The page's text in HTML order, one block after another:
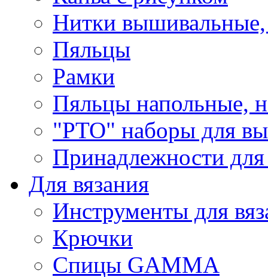
Нитки
Пяльцы
Рамки
Пяльцы напольные,
"РТО" наборы для
Принадлежности
Для вязания
Инструменты для
Крючки
Спицы GAMMA